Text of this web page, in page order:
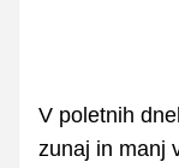
V poletnih
zunaj in manj